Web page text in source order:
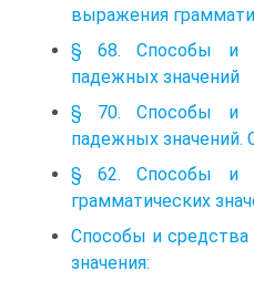
выражения
§ 68. Способы и
падежных значений
§ 70. Способы и
падежных значений.
§ 62. Способы и
грамматических
Способы и
значения: